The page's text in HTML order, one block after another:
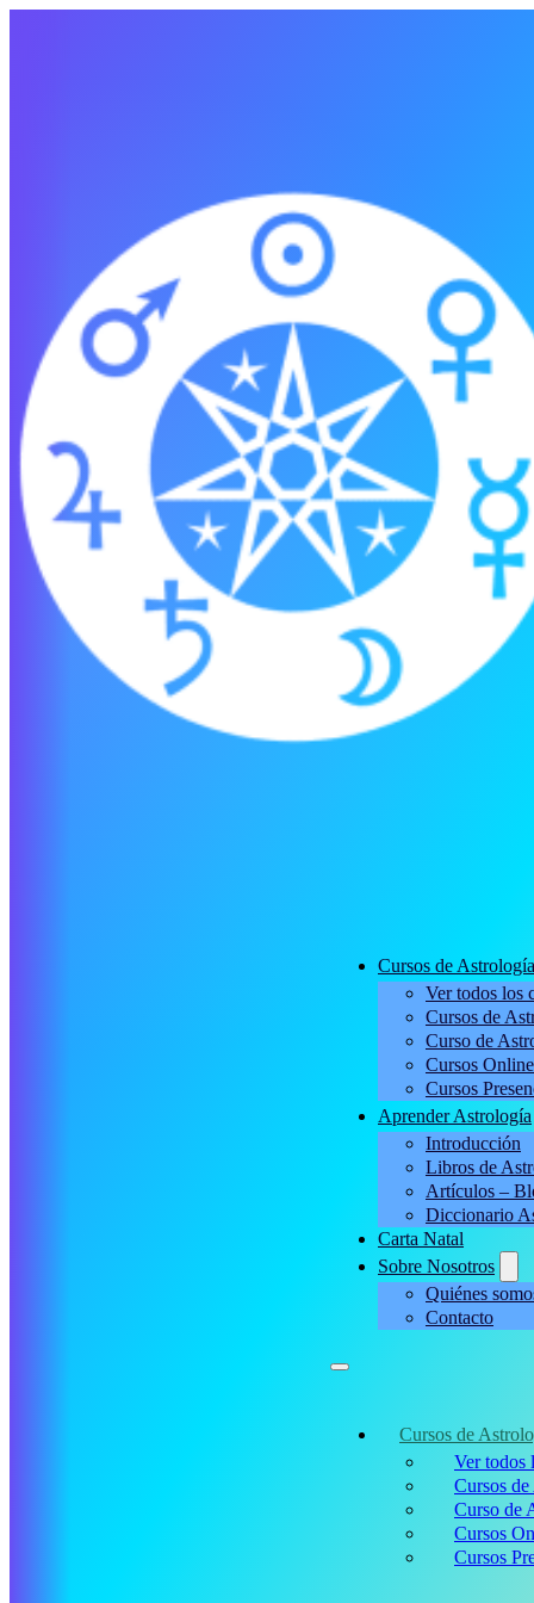
Cursos de Astrología
Ver todos los
Cursos de
Curso de
Cursos Online
Cursos
Aprender Astrología
Introducción
Libros de
Artículos –
Diccionario
Carta Natal
Sobre Nosotros
Quiénes
Contacto
Cursos de
Ver todos
Cursos
Curso de
Cursos
Cursos